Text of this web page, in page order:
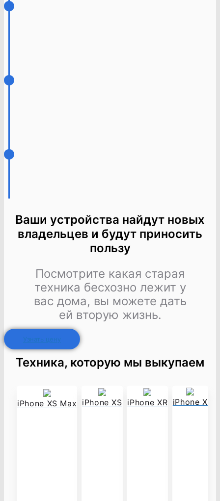
Ваши устройства найдут новых
владельцев и будут приносить
пользу
Посмотрите какая старая
техника бесхозно лежит у
вас дома, вы можете дать
ей вторую жизнь.
Узнать цену
Техника, которую мы выкупаем
iPhone XS Max iPhone XS iPhone XR iPhone X